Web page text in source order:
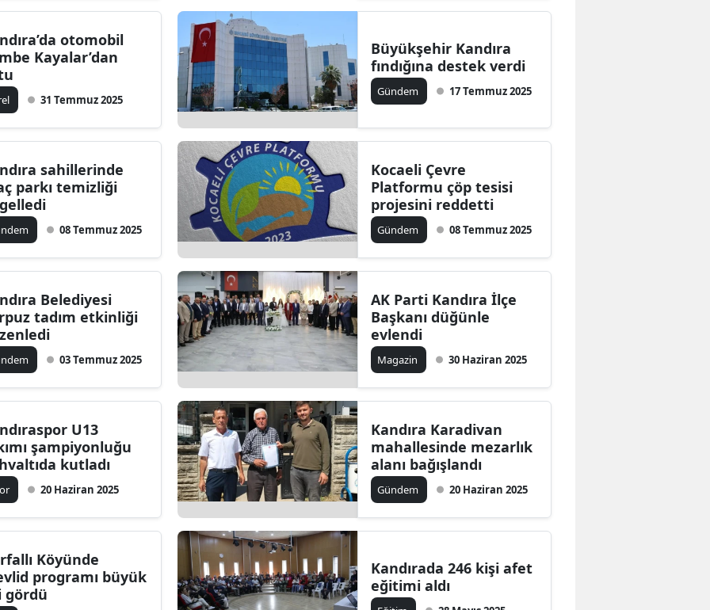
Bolu
Çanakkale
Çankırı
Çorum
Diyarbakır
Edirne
Elazığ
Erzurum
Eskişehir
Gaziantep
Hakkari
otomobil
Kayalar’dan
31 Temmuz 2025
Büyükşehir Kandıra
fındığına destek verdi
Gündem 17 Temmuz 2025
sahillerinde
parkı temizliği
08 Temmuz 2025
Kocaeli Çevre
Platformu çöp tesisi
projesini reddetti
Gündem 08 Temmuz 2025
Belediyesi
tadım etkinliği
03 Temmuz 2025
AK Parti Kandıra İlçe
Başkanı düğünle
evlendi
Magazin 30 Haziran 2025
U13
şampiyonluğu
kutladı
20 Haziran 2025
Kandıra Karadivan
mahallesinde mezarlık
alanı bağışlandı
Gündem 20 Haziran 2025
Köyünde
programı büyük
gördü
Kandırada 246 kişi afet
eğitimi aldı